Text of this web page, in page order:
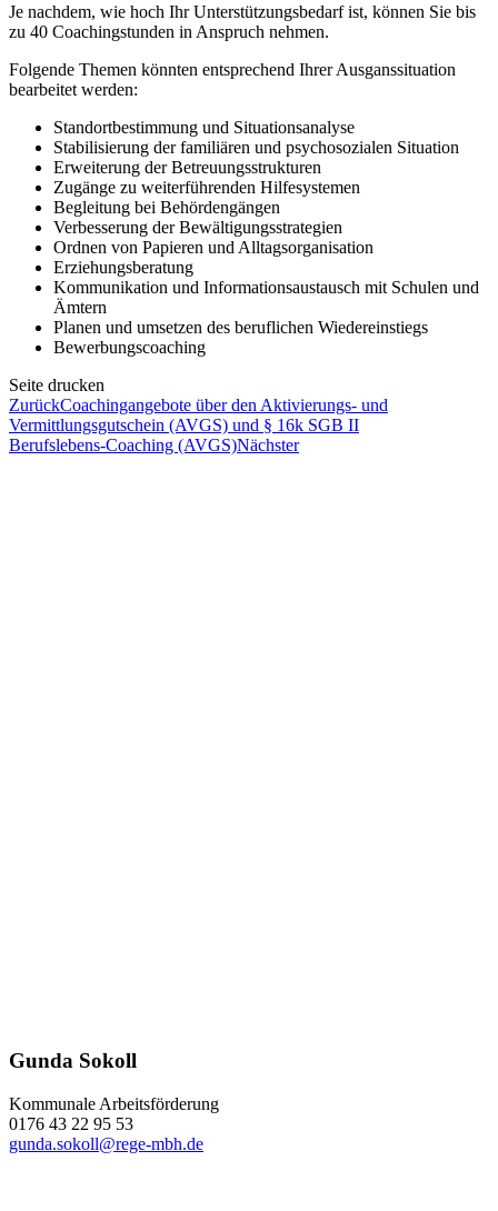
Je nachdem, wie hoch Ihr Unterstützungsbedarf ist, können Sie bis
zu 40 Coachingstunden in Anspruch nehmen.
Folgende Themen könnten entsprechend Ihrer Ausganssituation
bearbeitet werden:
Standortbestimmung und Situationsanalyse
Stabilisierung der familiären und psychosozialen Situation
Erweiterung der Betreuungsstrukturen
Zugänge zu weiterführenden Hilfesystemen
Begleitung bei Behördengängen
Verbesserung der Bewältigungsstrategien
Ordnen von Papieren und Alltagsorganisation
Erziehungsberatung
Kommunikation und Informationsaustausch mit Schulen und
Ämtern
Planen und umsetzen des beruflichen Wiedereinstiegs
Bewerbungscoaching
Seite drucken
ZurückCoachingangebote über den Aktivierungs- und
Vermittlungsgutschein (AVGS) und § 16k SGB II
Berufslebens-Coaching (AVGS)Nächster
Gunda Sokoll
Kommunale Arbeitsförderung
0176 43 22 95 53
gunda.sokoll@rege-mbh.de